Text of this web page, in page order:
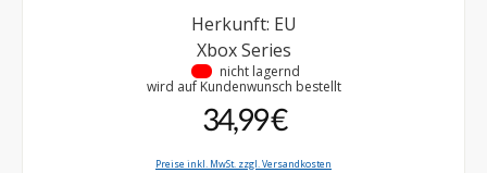
Herkunft: EU
Xbox Series
nicht lagernd
wird auf Kundenwunsch bestellt
34,99 €
Preise inkl. MwSt. zzgl. Versandkosten